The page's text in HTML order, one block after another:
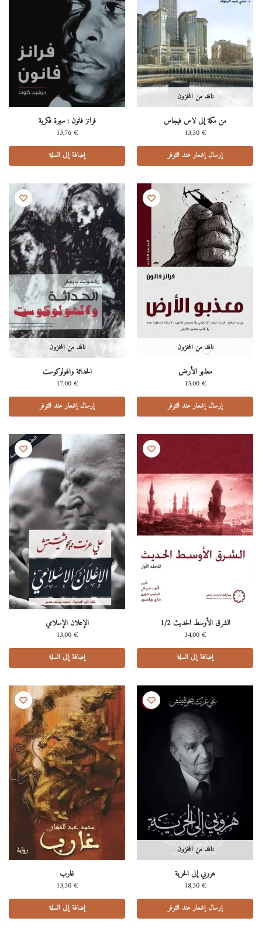
نافد من المخزون
من مكة إلى لاس فيجاس
13,50€
إرسال إشعار عند التوفر
فرانز فانون : سيرة فكرية
13,76€
إضافة إلى السلة
نافد من المخزون
معذبو اﻷرض
15,00€
إرسال إشعار عند التوفر
نافد من المخزون
الحداثة والهولوكوست
17,00€
إرسال إشعار عند التوفر
الشرق اﻷوسط الحديث 1/2
34,00€
إضافة إلى السلة
اﻹعلان اﻹسلامي
13,00€
إضافة إلى السلة
نافد من المخزون
هروبي إلى الحرية
18,50€
إرسال إشعار عند التوفر
غارب
13,50€
إضافة إلى السلة